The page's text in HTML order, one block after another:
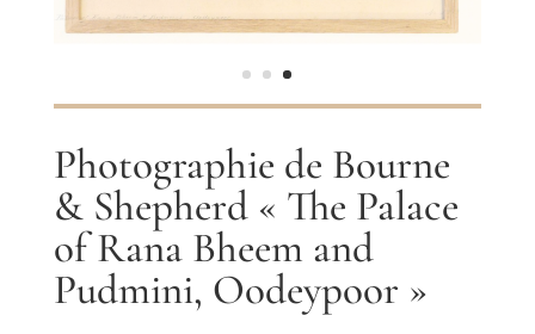
Photographie de Bourne
& Shepherd « The Palace
of Rana Bheem and
Pudmini, Oodeypoor »